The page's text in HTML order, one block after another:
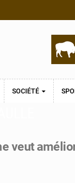
SOCIÉTÉ
veut